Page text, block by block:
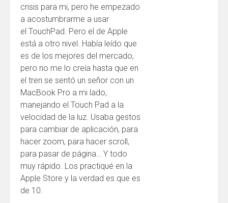
crisis para mi, pero he empezado
a acostumbrarme a usar
el TouchPad. Pero el de Apple
está a otro nivel. Había leído que
es de los mejores del mercado,
pero no me lo creía hasta que en
el tren se sentó un señor con un
MacBook Pro a mi lado,
manejando el Touch Pad a la
velocidad de la luz. Usaba gestos
para cambiar de aplicación, para
hacer zoom, para hacer scroll,
para pasar de página… Y todo
muy rápido. Los practiqué en la
Apple Store y la verdad es que es
de 10.